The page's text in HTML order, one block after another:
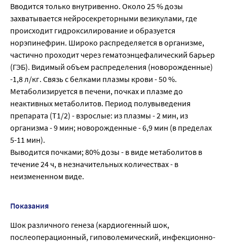
Вводится только внутривенно. Около 25 % дозы
захватывается нейросекреторными везикулами, где
происходит гидроксилирование и образуется
норэпинефрин. Широко распределяется в организме,
частично проходит через гематоэнцефалический барьер
(ГЭБ). Видимый объем распределения (новорожденные)
-1,8 л/кг. Связь с белками плазмы крови - 50 %.
Метаболизируется в печени, почках и плазме до
неактивных метаболитов. Период полувыведения
препарата (Т1/2) - взрослые: из плазмы - 2 мин, из
организма - 9 мин; новорожденные - 6,9 мин (в пределах
5-11 мин).
Выводится почками; 80% дозы - в виде метаболитов в
течение 24 ч, в незначительных количествах - в
неизмененном виде.
Показания
Шок различного генеза (кардиогенный шок,
послеоперационный, гиповолемический, инфекционно-